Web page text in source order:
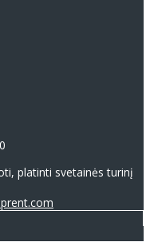
platinti svetainės turinį